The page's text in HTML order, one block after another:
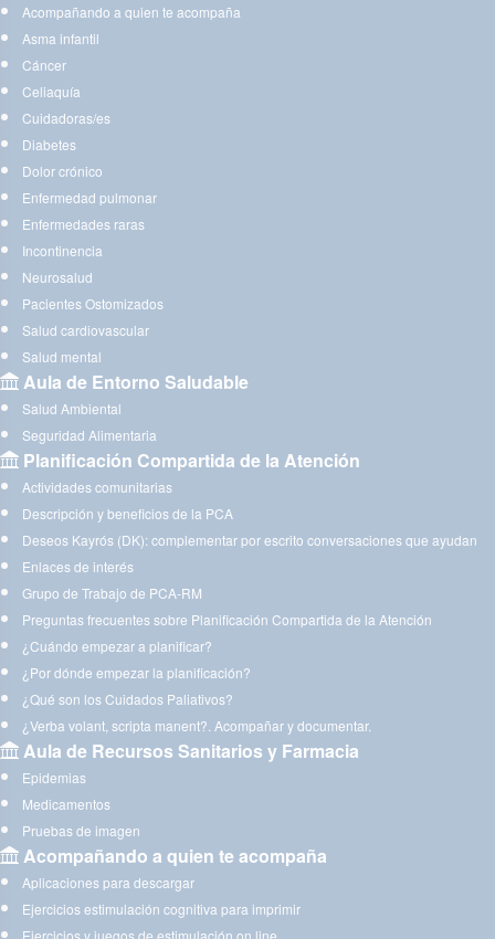
Acompañando a quien te acompaña
Asma infantil
Cáncer
Celiaquía
Cuidadoras/es
Diabetes
Dolor crónico
Enfermedad pulmonar
Enfermedades raras
Incontinencia
Neurosalud
Pacientes Ostomizados
Salud cardiovascular
Salud mental
Aula de Entorno Saludable
Salud Ambiental
Seguridad Alimentaria
Planificación Compartida de la Atención
Actividades comunitarias
Descripción y beneficios de la PCA
Deseos Kayrós (DK): complementar por escrito conversaciones que ayudan
Enlaces de interés
Grupo de Trabajo de PCA-RM
Preguntas frecuentes sobre Planificación Compartida de la Atención
¿Cuándo empezar a planificar?
¿Por dónde empezar la planificación?
¿Qué son los Cuidados Paliativos?
¿Verba volant, scripta manent?. Acompañar y documentar.
Aula de Recursos Sanitarios y Farmacia
Epidemias
Medicamentos
Pruebas de imagen
Acompañando a quien te acompaña
Aplicaciones para descargar
Ejercicios estimulación cognitiva para imprimir